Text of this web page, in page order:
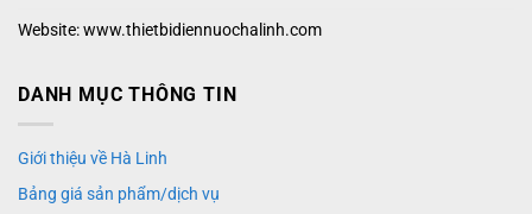
Website: www.thietbidiennuochalinh.com
DANH MỤC THÔNG TIN
Giới thiệu về Hà Linh
Bảng giá sản phẩm/dịch vụ